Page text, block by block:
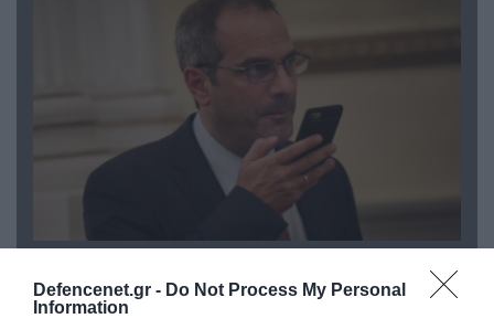
Defencenet.gr - Do Not Process My Personal
Information
Ο Γιάννης Αλαφούζος «τέλειωσε» τον
Κωνσταντίνο Ζούλα από τον ΣΚΑΪ – Ο λόγος της